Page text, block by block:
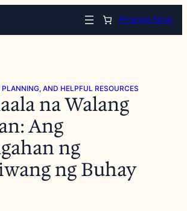
Arrange Now
PLANNING, AND HELPFUL RESOURCES
na Walang
Ang
ng
ng Buhay